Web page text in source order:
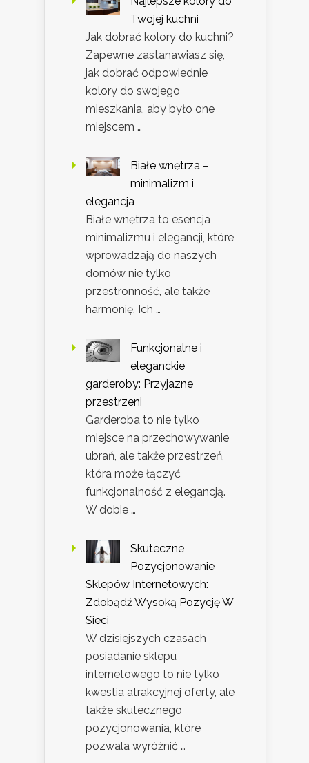
Twojej kuchni
Jak dobrać kolory do kuchni?
Zapewne zastanawiasz się,
jak dobrać odpowiednie
kolory do swojego
mieszkania, aby było one
miejscem …
Białe wnętrza –
minimalizm i
elegancja
Białe wnętrza to esencja
minimalizmu i elegancji, które
wprowadzają do naszych
domów nie tylko
przestronność, ale także
harmonię. Ich …
Funkcjonalne i
eleganckie
garderoby: Przyjazne
przestrzeni
Garderoba to nie tylko
miejsce na przechowywanie
ubrań, ale także przestrzeń,
która może łączyć
funkcjonalność z elegancją.
W dobie …
Skuteczne
Pozycjonowanie
Sklepów Internetowych:
Zdobądź Wysoką Pozycję W
Sieci
W dzisiejszych czasach
posiadanie sklepu
internetowego to nie tylko
kwestia atrakcyjnej oferty, ale
także skutecznego
pozycjonowania, które
pozwala wyróżnić …